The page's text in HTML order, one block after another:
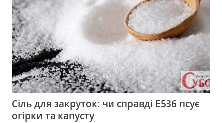
Сіль для закруток: чи справді Е536 псує
огірки та капусту